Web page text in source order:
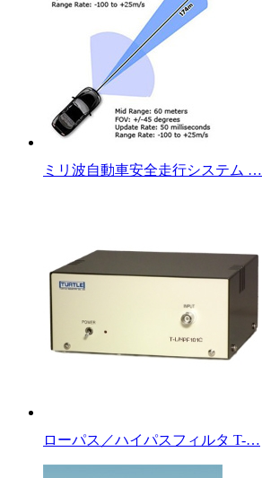
ミリ波自動車安全走行システム …
ローパス／ハイパスフィルタ T-…